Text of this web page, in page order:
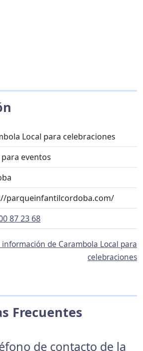
Local para celebraciones
eventos
parqueinfantilcordoba.com/
87 23 68
de Carambola Local para
celebraciones
Frecuentes
de contacto de la